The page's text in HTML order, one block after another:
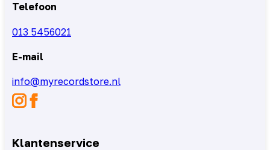
Telefoon
013 5456021
E-mail
info@myrecordstore.nl
Klantenservice